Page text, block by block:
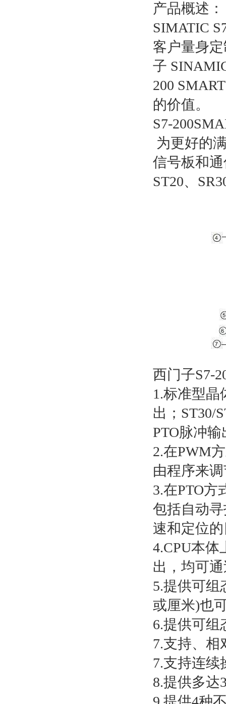
产品概述：
SIMATIC
客户量身
子
200
的价值。
S7-
为更好的
信号板和
ST20、
西门子S7-
1.标准型晶
出；ST30/
PTO脉冲输
2.在PWM
由程序来
3.在PTO方
包括自动
速和定位
4.CPU本体
出，均可
5.提供可组
或厘米)也
6.提供可组
7.支持、相
7.支持连续
8.提供多达